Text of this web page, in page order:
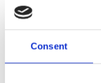
Consent